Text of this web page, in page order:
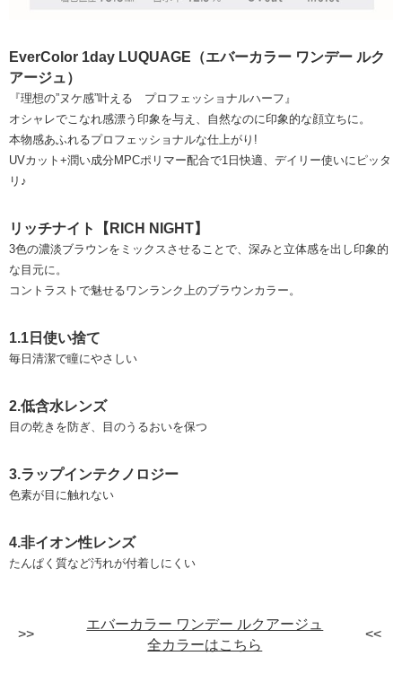
EverColor 1day LUQUAGE（エバーカラー ワンデー ルク
アージュ）
『理想の”ヌケ感”叶える プロフェッショナルハーフ』
オシャレでこなれ感漂う印象を与え、自然なのに印象的な顔立ちに。
本物感あふれるプロフェッショナルな仕上がり!
UVカット+潤い成分MPCポリマー配合で1日快適、デイリー使いにピッタ
リ♪
リッチナイト【RICH NIGHT】
3色の濃淡ブラウンをミックスさせることで、深みと立体感を出し印象的
な目元に。
コントラストで魅せるワンランク上のブラウンカラー。
1.1日使い捨て
毎日清潔で瞳にやさしい
2.低含水レンズ
目の乾きを防ぎ、目のうるおいを保つ
3.ラップインテクノロジー
色素が目に触れない
4.非イオン性レンズ
たんぱく質など汚れが付着しにくい
エバーカラー ワンデー ルクアージュ
全カラーはこちら